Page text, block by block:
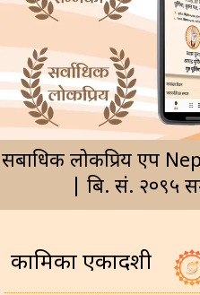
सर्बाधिक लोकप्रिय एप
| बि. सं. २०९५
कामिका एकादशी